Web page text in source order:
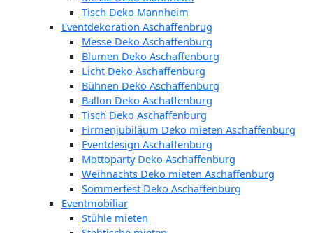
Tisch Deko Mannheim
Eventdekoration Aschaffenbrug
Messe Deko Aschaffenburg
Blumen Deko Aschaffenburg
Licht Deko Aschaffenburg
Bühnen Deko Aschaffenburg
Ballon Deko Aschaffenburg
Tisch Deko Aschaffenburg
Firmenjubiläum Deko mieten Aschaffenburg
Eventdesign Aschaffenburg
Mottoparty Deko Aschaffenburg
Weihnachts Deko mieten Aschaffenburg
Sommerfest Deko Aschaffenburg
Eventmobiliar
Stühle mieten